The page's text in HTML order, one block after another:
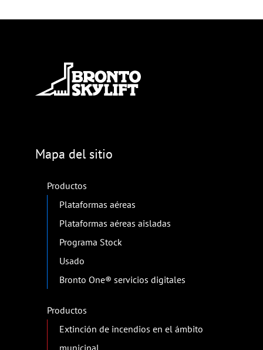
Mapa del sitio
Productos
Plataformas aéreas
Plataformas aéreas aisladas
Programa Stock
Usado
Bronto One® servicios digitales
Productos
Extinción de incendios en el ámbito